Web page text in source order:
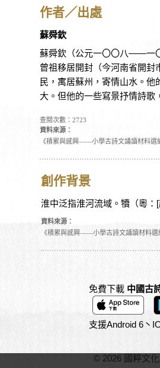
作者／出處
蘇舜欽
蘇舜欽（公元一〇〇八——一
曾祖移居開封（今河南省開封
民，寓居蘇州，寄情山水。
大。但他的一些寫景抒情詩歌
查閱次數：2723
資料來源：
《積累與感興——小學古詩文誦讀材料選
創作背景
淮中泛指淮河流域。犢（粵：
資料來源：
《積累與感興——小學古詩文誦讀材料選
免費下載 中國古
支援Android 6丶
© 2026 國粹文